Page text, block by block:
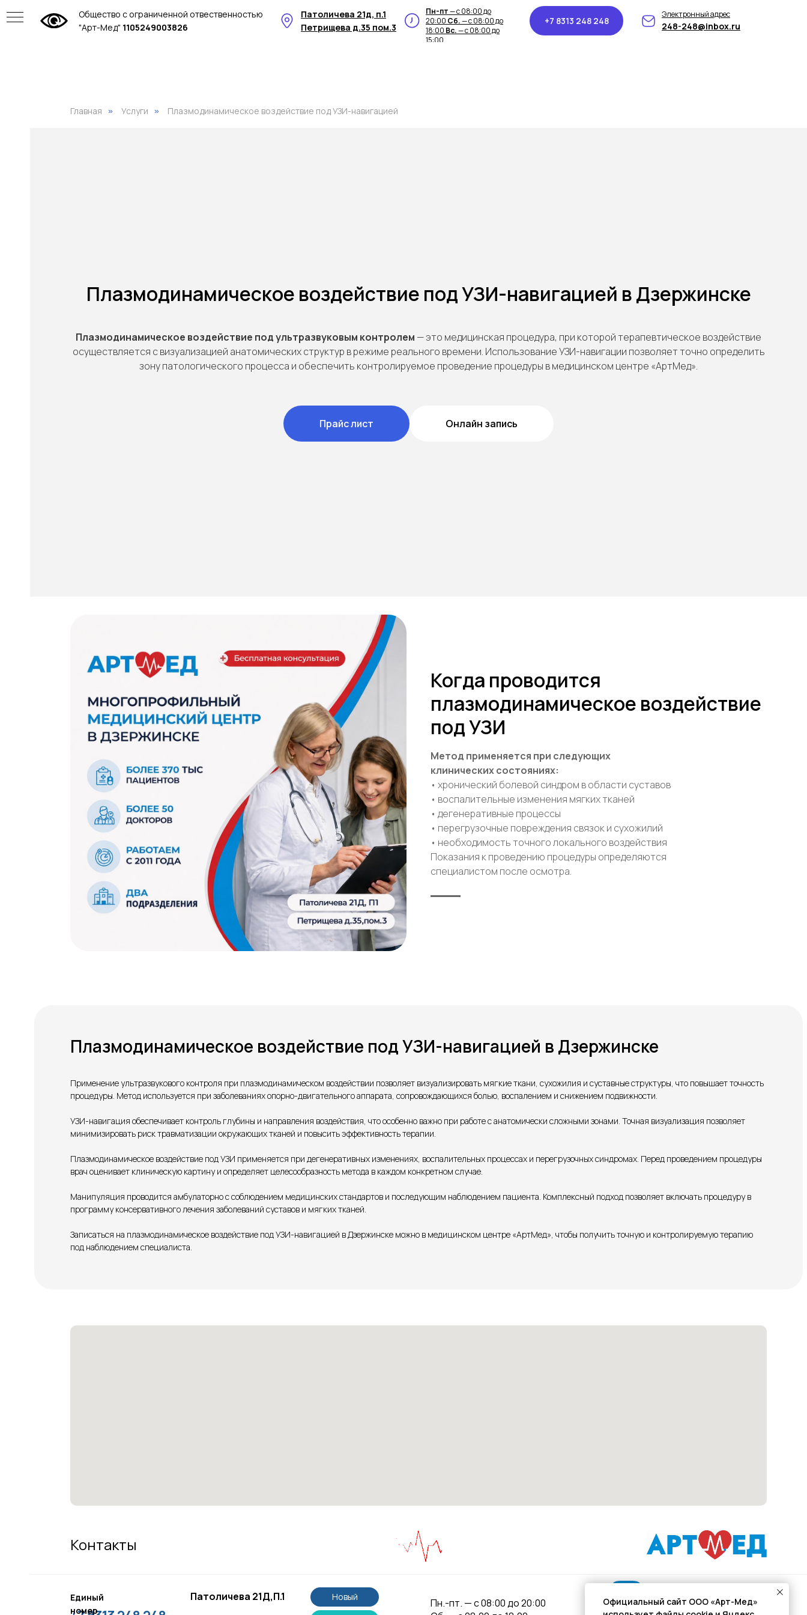
Общество с ограниченной отвественностью
"Арт-Мед" 1105249003826 248-248@inbox.ru
Электронный адрес
+7 8313 248 248
Петрищева д.35 пом.3
Патоличева 21д, п.1 Пн-пт— с 08:00 до
20:00 Сб.— с 08:00 до
18:00 Вс.— с 08:00 до
15:00
Главная » Услуги » Плазмодинамическое воздействие под УЗИ-навигацией
Плазмодинамическое воздействие под УЗИ-навигацией в Дзержинске
Плазмодинамическое воздействие под ультразвуковым контролем — это медицинская процедура, при которой терапевтическое воздействие
осуществляется с визуализацией анатомических структур в режиме реального времени. Использование УЗИ-навигации позволяет точно определить
зону патологического процесса и обеспечить контролируемое проведение процедуры в медицинском центре «АртМед».
Прайс лист Онлайн запись
Когда проводится
плазмодинамическое воздействие
под УЗИ
Метод применяется при следующих
клинических состояниях:
• хронический болевой синдром в области суставов
• воспалительные изменения мягких тканей
• дегенеративные процессы
• перегрузочные повреждения связок и сухожилий
• необходимость точного локального воздействия
Показания к проведению процедуры определяются
специалистом после осмотра.
Плазмодинамическое воздействие под УЗИ-навигацией в Дзержинске
Применение ультразвукового контроля при плазмодинамическом воздействии позволяет визуализировать мягкие ткани, сухожилия и суставные структуры, что повышает точность
процедуры. Метод используется при заболеваниях опорно-двигательного аппарата, сопровождающихся болью, воспалением и снижением подвижности.
УЗИ-навигация обеспечивает контроль глубины и направления воздействия, что особенно важно при работе с анатомически сложными зонами. Точная визуализация позволяет
минимизировать риск травматизации окружающих тканей и повысить эффективность терапии.
Плазмодинамическое воздействие под УЗИ применяется при дегенеративных изменениях, воспалительных процессах и перегрузочных синдромах. Перед проведением процедуры
врач оценивает клиническую картину и определяет целесообразность метода в каждом конкретном случае.
Манипуляция проводится амбулаторно с соблюдением медицинских стандартов и последующим наблюдением пациента. Комплексный подход позволяет включать процедуру в
программу консервативного лечения заболеваний суставов и мягких тканей.
Записаться на плазмодинамическое воздействие под УЗИ-навигацией в Дзержинске можно в медицинском центре «АртМед», чтобы получить точную и контролируемую терапию
под наблюдением специалиста.
Контакты
Пн.-пт. — с 08:00 до 20:00
Единый
номер
Патоличева 21Д,П.1 Новый Подписывайся
Официальный сайт ООО «Арт-Мед»